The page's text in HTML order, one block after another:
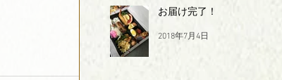
お届け完了！
2018年7月4日